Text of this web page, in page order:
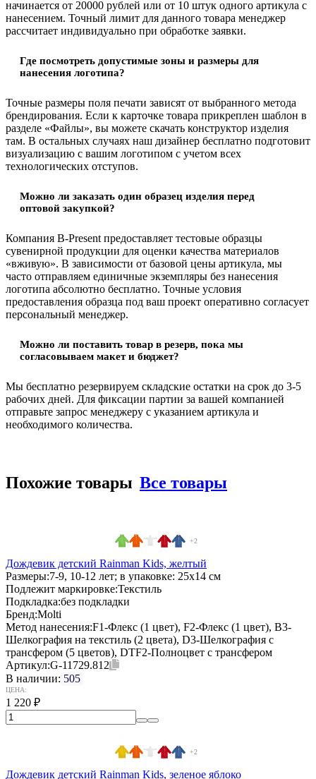
начинается от 20000 рублей или от 10 штук одного артикула с
нанесением. Точный лимит для данного товара менеджер
рассчитает индивидуально при обработке заявки.
Где посмотреть допустимые зоны и размеры для
нанесения логотипа?
Точные размеры поля печати зависят от выбранного метода
брендирования. Если к карточке товара прикреплен шаблон в
разделе «Файлы», вы можете скачать конструктор изделия
там. В остальных случаях наш дизайнер бесплатно подготовит
визуализацию с вашим логотипом с учетом всех
технологических отступов.
Можно ли заказать один образец изделия перед
оптовой закупкой?
Компания B-Present предоставляет тестовые образцы
сувенирной продукции для оценки качества материалов
«вживую». В зависимости от базовой цены артикула, мы
часто отправляем единичные экземпляры без нанесения
логотипа абсолютно бесплатно. Точные условия
предоставления образца под ваш проект оперативно согласует
персональный менеджер.
Можно ли поставить товар в резерв, пока мы
согласовываем макет и бюджет?
Мы бесплатно резервируем складские остатки на срок до 3-5
рабочих дней. Для фиксации партии за вашей компанией
отправьте запрос менеджеру с указанием артикула и
необходимого количества.
Похожие товары Все товары
+2
Дождевик детский Rainman Kids, желтый
Размеры:7-9, 10-12 лет; в упаковке: 25x14 см
Подлежит маркировке:Текстиль
Подкладка:без подкладки
Бренд:Molti
Метод нанесения:F1-Флекс (1 цвет), F2-Флекс (1 цвет), B3-
Шелкография на текстиль (2 цвета), D3-Шелкография с
трансфером (5 цветов), DTF2-Полноцвет с трансфером
Артикул:G-11729.812
В наличии: 505
ЦЕНА:
1 220 ₽
+2
Дождевик детский Rainman Kids, зеленое яблоко